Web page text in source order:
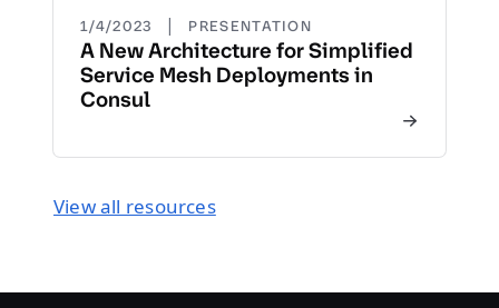
1/4/2023 | PRESENTATION
A New Architecture for Simplified
Service Mesh Deployments in
Consul
View all resources